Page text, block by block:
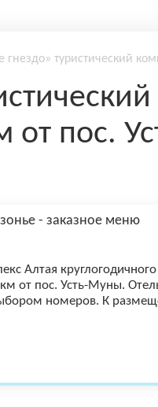
гнездо» туристический
от пос.
- заказное меню
Алтая
от пос. Усть-Муны.
номеров. К